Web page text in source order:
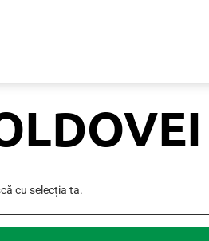
cu selecția ta.